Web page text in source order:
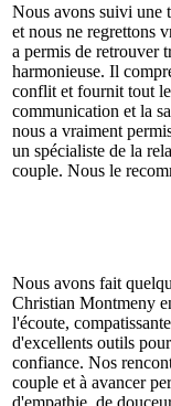
Nous avons suivi une
et nous ne regrettons
a permis de retrouver
harmonieuse. Il
conflit et fournit tout
communication et la
nous a vraiment
un spécialiste de la
couple. Nous le
Nous avons fait
Christian Montmeny
l'écoute,
d'excellents outils
confiance. Nos
couple et à avancer
d'empathie, de